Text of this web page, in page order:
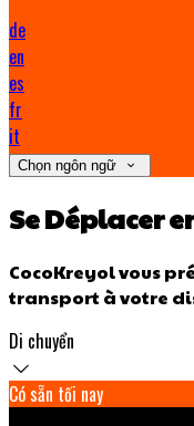
de
en
es
fr
it
Chọn ngôn ngữ
Se Déplacer
CocoKreyol vous
transport à votre
Di chuyển
Có sẵn tối nay